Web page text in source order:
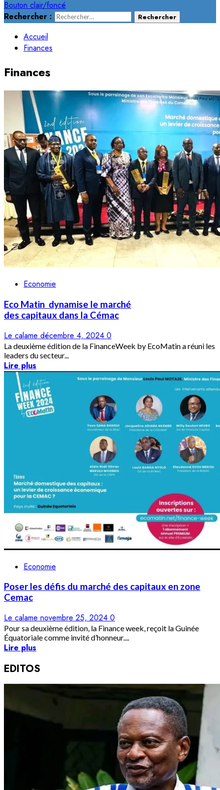
Bouton clair/foncé
Rechercher :
Accueil
Finances
Finances
Economie
Eco Matin dynamise le marché
des capitaux dans la Cémac
Le calame décembre 4, 2024 0
La deuxième édition de la FinanceWeek by EcoMatin a réuni les
leaders du secteur...
Lire plus
Economie
Poser les défis du marché des capitaux en zone
Cemac
Le calame novembre 25, 2024 0
Pour sa deuxième édition, la Finance week, reçoit la Guinée
Équatoriale comme invité d’honneur....
Lire plus
EDITOS